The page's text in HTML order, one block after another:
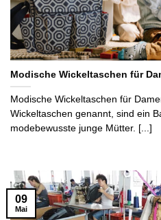
Modische Wickeltaschen für
Modische Wickeltaschen für
Wickeltaschen genannt, sind ein
modebewusste junge Mütter. [...]
09
Mai